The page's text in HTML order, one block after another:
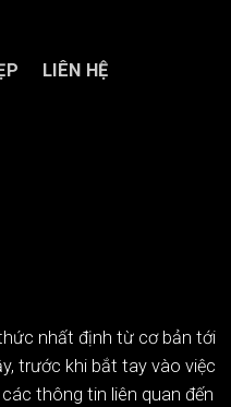
LIÊN HỆ
nhất định từ cơ bản tới
trước khi bắt tay vào việc
thông tin liên quan đến